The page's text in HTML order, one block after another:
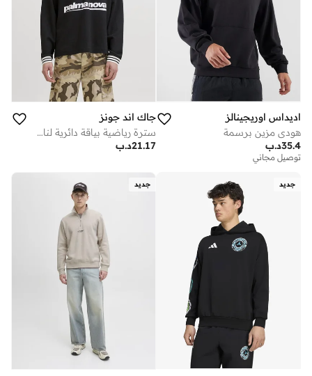
اديداس اوريجينالز
هودي مزين برسمة
د.ب35.4
توصيل مجاني
جاك اند جونز
سترة رياضية بياقة دائرية لنادي كرة القدم
د.ب21.17
جديد جديد